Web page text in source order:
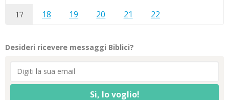
17 18 19 20 21 22
Desideri ricevere messaggi Biblici?